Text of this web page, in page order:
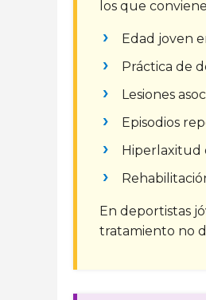
los que
Edad joven
Práctica de
Lesiones
Episodios
Hiperlaxitud
En deportistas
tratamiento no